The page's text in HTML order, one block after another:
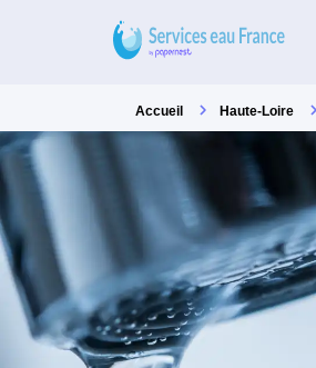
Accueil Haute-Loire